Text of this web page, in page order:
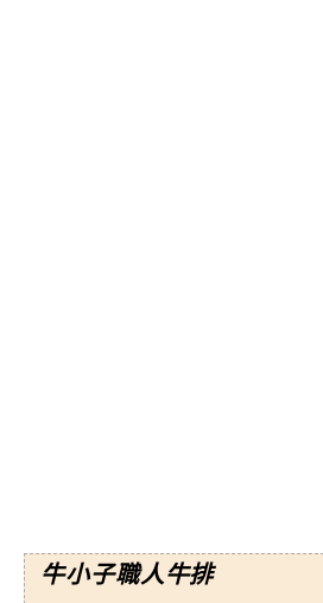
牛小子職人牛排